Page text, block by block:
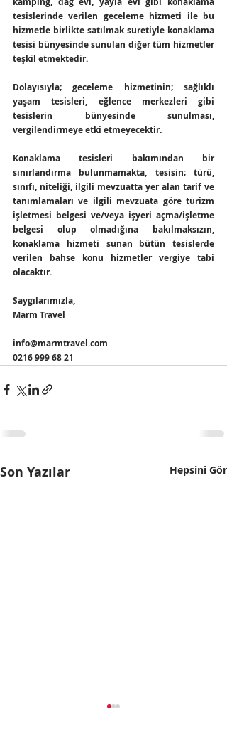
tesislerinde verilen geceleme hizmeti ile bu
hizmetle birlikte satılmak suretiyle konaklama
tesisi bünyesinde sunulan diğer tüm hizmetler
teşkil etmektedir.
Dolayısıyla; geceleme hizmetinin; sağlıklı
yaşam tesisleri, eğlence merkezleri gibi
tesislerin bünyesinde sunulması,
vergilendirmeye etki etmeyecektir.
Konaklama tesisleri bakımından bir
sınırlandırma bulunmamakta, tesisin; türü,
sınıfı, niteliği, ilgili mevzuatta yer alan tarif ve
tanımlamaları ve ilgili mevzuata göre turizm
işletmesi belgesi ve/veya işyeri açma/işletme
belgesi olup olmadığına bakılmaksızın,
konaklama hizmeti sunan bütün tesislerde
verilen bahse konu hizmetler vergiye tabi
olacaktır.
Saygılarımızla,
Marm Travel
info@marmtravel.com
0216 999 68 21
Son Yazılar Hepsini Gör